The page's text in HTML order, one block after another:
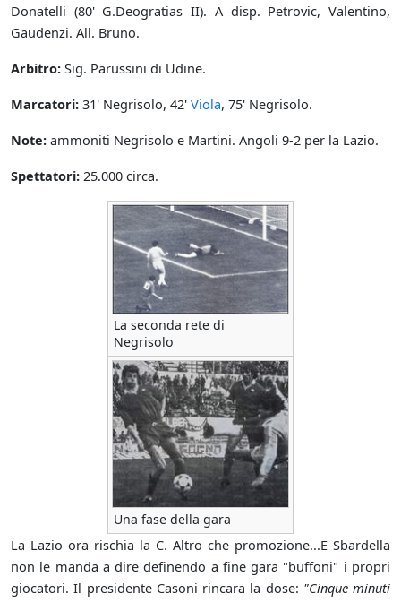
Donatelli (80' G.Deogratias II). A disp. Petrovic, Valentino,
Gaudenzi. All. Bruno.
Arbitro: Sig. Parussini di Udine.
Marcatori: 31' Negrisolo, 42' Viola, 75' Negrisolo.
Note: ammoniti Negrisolo e Martini. Angoli 9-2 per la Lazio.
Spettatori: 25.000 circa.
La seconda rete di
Negrisolo
Una fase della gara
La Lazio ora rischia la C. Altro che promozione...E Sbardella
non le manda a dire definendo a fine gara "buffoni" i propri
giocatori. Il presidente Casoni rincara la dose: "Cinque minuti